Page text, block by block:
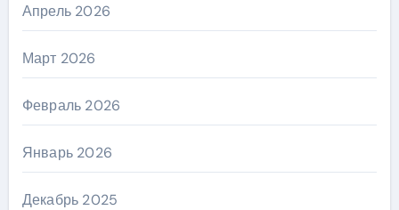
Апрель 2026
Март 2026
Февраль 2026
Январь 2026
Декабрь 2025